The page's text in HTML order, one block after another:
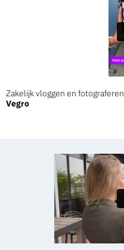
Zakelijk vloggen en fotograferen
Vegro